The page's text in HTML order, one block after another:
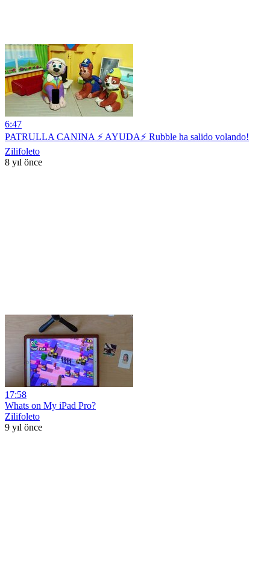
6:47
PATRULLA CANINA ⚡ AYUDA⚡ Rubble ha salido volando!
Zilifoleto
8 yıl önce
17:58
Whats on My iPad Pro?
Zilifoleto
9 yıl önce